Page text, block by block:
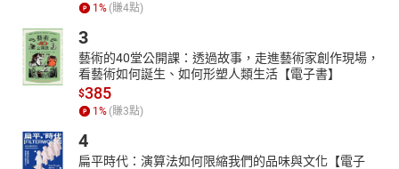
應用領域，致力打造最適宜使用的AI人機工具。
章節：
01十二生肖是什麼？
02十二生肖的好朋友、好助手
1 % (賺4點)
3
藝術的40堂公開課：透過故事，走進藝術家創作現場，
看藝術如何誕生、如何形塑人類生活【電子書】
$385
1 % (賺3點)
4
扁平時代：演算法如何限縮我們的品味與文化【電子